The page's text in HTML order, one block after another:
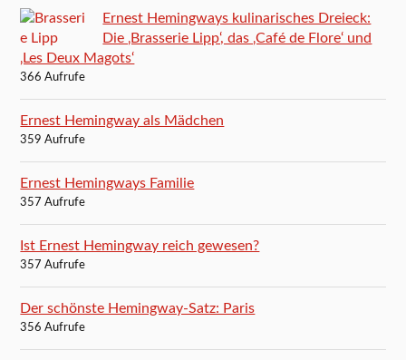
Ernest Hemingways kulinarisches Dreieck:
Die ‚Brasserie Lipp‘, das ‚Café de Flore‘ und
‚Les Deux Magots‘
366 Aufrufe
Ernest Hemingway als Mädchen
359 Aufrufe
Ernest Hemingways Familie
357 Aufrufe
Ist Ernest Hemingway reich gewesen?
357 Aufrufe
Der schönste Hemingway-Satz: Paris
356 Aufrufe